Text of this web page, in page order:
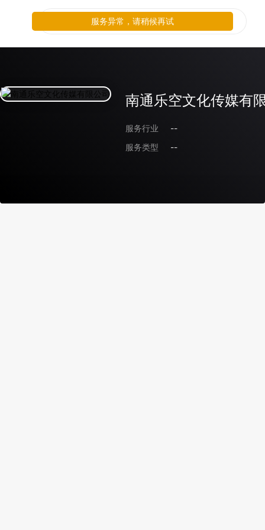
南通乐空文化传媒有
服务行业
--
服务类型
--
服务异常，请稍候再试